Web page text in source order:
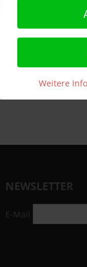
NEWSLETTER
E-Mail
Weitere